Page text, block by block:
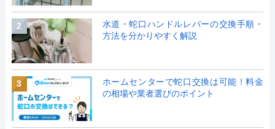
2
水道・蛇口ハンドルレバーの交換手順・
方法を分かりやすく解説
3
ホームセンターで蛇口交換は可能！料金
の相場や業者選びのポイント